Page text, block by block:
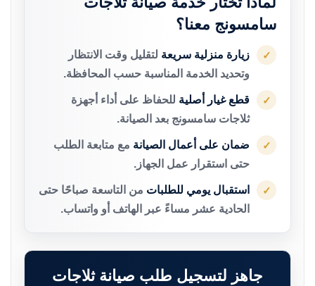
سامسونج معنا؟
✓ زيارة منزلية سريعة لتقليل وقت الانتظار
وتحديد الخدمة المناسبة حسب المحافظة.
✓ قطع غيار أصلية للحفاظ على أداء أجهزة
ثلاجات سامسونج بعد الصيانة.
✓ ضمان على أعمال الصيانة مع متابعة الطلب
حتى استقرار عمل الجهاز.
✓ استقبال يومي للطلبات من التاسعة صباحًا حتى
الحادية عشر مساءً عبر الهاتف أو واتساب.
جاهز لتسجيل طلب صيانة ثلاجات